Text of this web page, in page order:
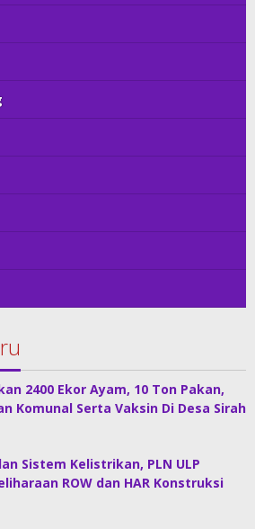
2400 Ekor Ayam, 10 Ton Pakan,
Komunal Serta Vaksin Di Desa Sirah
Sistem Kelistrikan, PLN ULP
ROW dan HAR Konstruksi